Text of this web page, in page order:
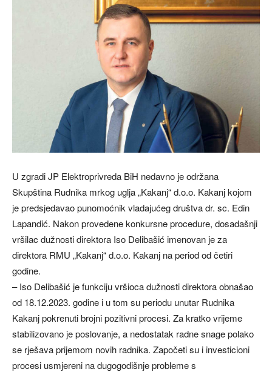
U zgradi JP Elektroprivreda BiH nedavno je održana
Skupština Rudnika mrkog uglja „Kakanj“ d.o.o. Kakanj kojom
je predsjedavao punomoćnik vladajućeg društva dr. sc. Edin
Lapandić. Nakon provedene konkursne procedure, dosadašnji
vršilac dužnosti direktora Iso Delibašić imenovan je za
direktora RMU „Kakanj“ d.o.o. Kakanj na period od četiri
godine.
– Iso Delibašić je funkciju vršioca dužnosti direktora obnašao
od 18.12.2023. godine i u tom su periodu unutar Rudnika
Kakanj pokrenuti brojni pozitivni procesi. Za kratko vrijeme
stabilizovano je poslovanje, a nedostatak radne snage polako
se rješava prijemom novih radnika. Započeti su i investicioni
procesi usmjereni na dugogodišnje probleme s